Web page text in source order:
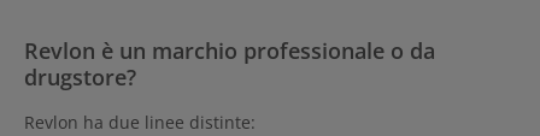
Revlon è un marchio professionale o da
drugstore?
Revlon ha due linee distinte: